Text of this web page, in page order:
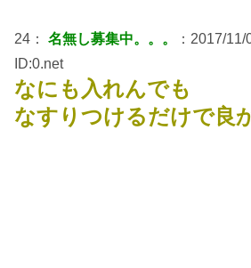
24： 名無し募集中。。。
：2017/
ID:0.net
なにも入れんでも
なすりつけるだけで良